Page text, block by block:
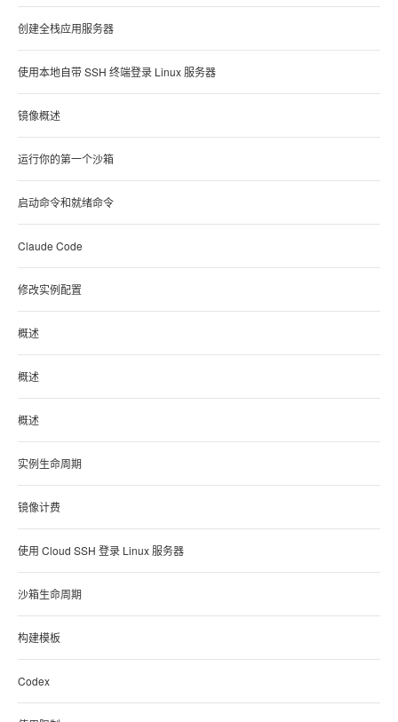
创建全栈应用服务器
使用本地自带 SSH 终端登录 Linux 服务器
镜像概述
运行你的第一个沙箱
启动命令和就绪命令
Claude Code
修改实例配置
概述
概述
概述
实例生命周期
镜像计费
使用 Cloud SSH 登录 Linux 服务器
沙箱生命周期
构建模板
Codex